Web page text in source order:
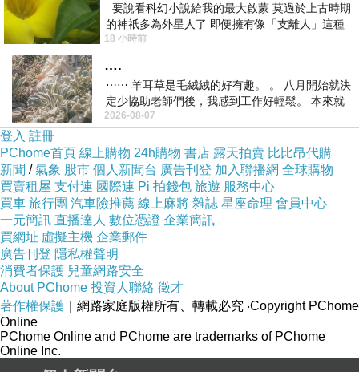
要說看科幻小說給我的最大啟蒙 莫過於上古時期
的神祇多為外星人了 即便擁有像「支離人」這種
驚世駭俗的神通法門 也未必讀
18 小時前
….
⋯⋯ 羊耳草是毛絨絨的好有趣。 。 八月開始就決
定少協助老師們後，我感到工作好輕鬆。 本來就
不是我的工作啊。 真
2026-08-07
登入 註冊
PChome首頁 線上購物 24h購物 書店 露天拍賣 比比昂代購
新聞 /氣象 股市 個人新聞台 廣告刊登 加入聯播網 全球購物
買賣租屋 支付連 國際連 Pi 拍錢包 旅遊 服務中心
買車 旅行團 汽車險推薦 線上麻將 雜誌 星座命理 會員中心
一元簡訊 直播達人 數位憑證 企業簡訊
買網址 虛擬主機 企業郵件
廣告刊登 隱私權聲明
消費者保護 兒童網路安全
About PChome 投資人聯絡 徵才
著作權保護 ｜網路家庭版權所有、轉載必究 ‧Copyright PChome
Online
PChome Online and PChome are trademarks of PChome
Online Inc.